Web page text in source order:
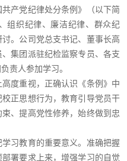
产党纪律处分条例》（以下简
组织纪律、廉洁纪律、群众纪
。公司党总支书记、董事长高
集团派驻纪检监察专员、各支
责人参加学习。
度重视，正确认识《条例》中
正思想行为，教育引导党员干
、提高党性修养，始终做到忠
习教育的重要意义。准确把握
署要求上来，增强学习的自觉